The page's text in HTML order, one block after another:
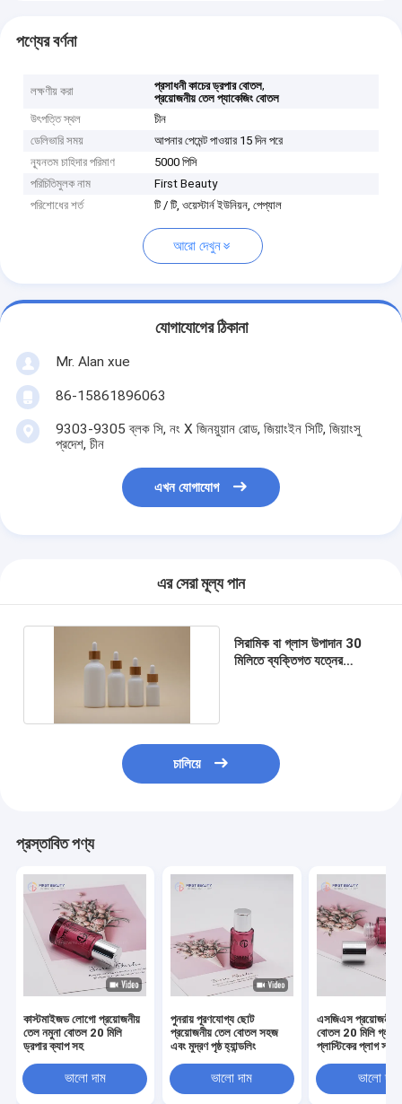
পণ্যের বর্ণনা
লক্ষণীয় করা প্রসাধনী কাচের ড্রপার বোতল,
প্রয়োজনীয় তেল প্যাকেজিং বোতল
উৎপত্তি স্থল
চীন
ডেলিভারি সময়
আপনার পেমেন্ট পাওয়ার 15 দিন পরে
ন্যূনতম চাহিদার পরিমাণ
5000 পিসি
পরিচিতিমুলক নাম
First Beauty
পরিশোধের শর্ত
টি / টি, ওয়েস্টার্ন ইউনিয়ন, পেপ্যাল
আরো দেখুন
যোগাযোগের ঠিকানা
Mr. Alan xue
86-15861896063
9303-9305 ব্লক সি, নং X জিনয়ুয়ান রোড, জিয়াংইন সিটি, জিয়াংসু
প্রদেশ, চীন
এখন যোগাযোগ
এর সেরা মূল্য পান
সিরামিক বা গ্লাস উপাদান 30
মিলিতে ব্যক্তিগত যত্নের
চালিয়ে
প্রস্তাবিত পণ্য
কাস্টমাইজড লোগো প্রয়োজনীয়
তেল নমুনা বোতল 20 মিলি
ড্রপার ক্যাপ সহ
ভালো দাম
পুনরায় পূরণযোগ্য ছোট
প্রয়োজনীয় তেল বোতল সহজ
এবং মুদ্রণ পৃষ্ঠ হ্যান্ডলিং
ভালো দাম
এসজিএস প্রয়োজনীয়
বোতল 20 মিলি গ্লাস
প্লাস্টিকের প্লাগ সহ
ভালো দাম